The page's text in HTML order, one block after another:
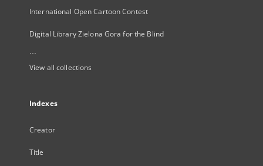
International Open Cartoon Contest
Digital Library Zielona Gora for the Blind
...
View all collections
Indexes
Creator
Title